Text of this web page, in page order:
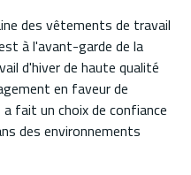
des vêtements de travail
à l'avant-garde de la
d'hiver de haute qualité
en faveur de
fait un choix de confiance
des environnements